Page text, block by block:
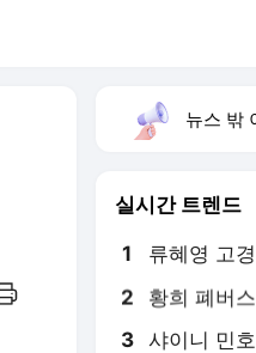
뉴스 밖
실시간 트렌드
1 류혜영 고
2 황희 폐버
3 샤이니 민호